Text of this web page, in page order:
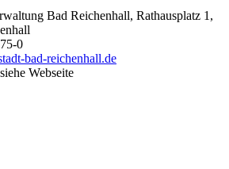
Bad Reichenhall, Rathausplatz 1,
0
bad-reichenhall.de
siehe Webseite